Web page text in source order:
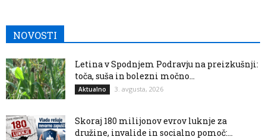
NOVOSTI
Letina v Spodnjem Podravju na preizkušnji:
toča, suša in bolezni močno...
Aktualno 3. avgusta, 2026
Skoraj 180 milijonov evrov luknje za
družine, invalide in socialno pomoč:...